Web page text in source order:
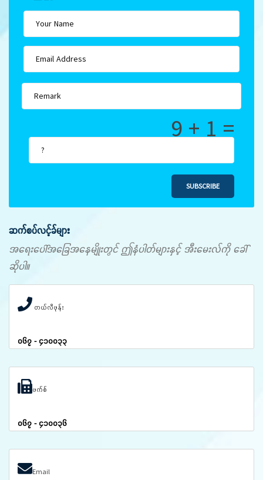
9 + 1 =
SUBSCRIBE
ဆက်စပ်လင့်ခ်များ
အရေးပေါ်အခြေအနေမျိုးတွင် ဤနံပါတ်များနှင့် အီးမေးလ်ကို ခေါ်
ဆိုပါ။
တယ်လီဖုန်း
၀၆၇ - ၄၁၀၀၃၃
ဖက်စ်
၀၆၇ - ၄၁၀၀၃၆
Email